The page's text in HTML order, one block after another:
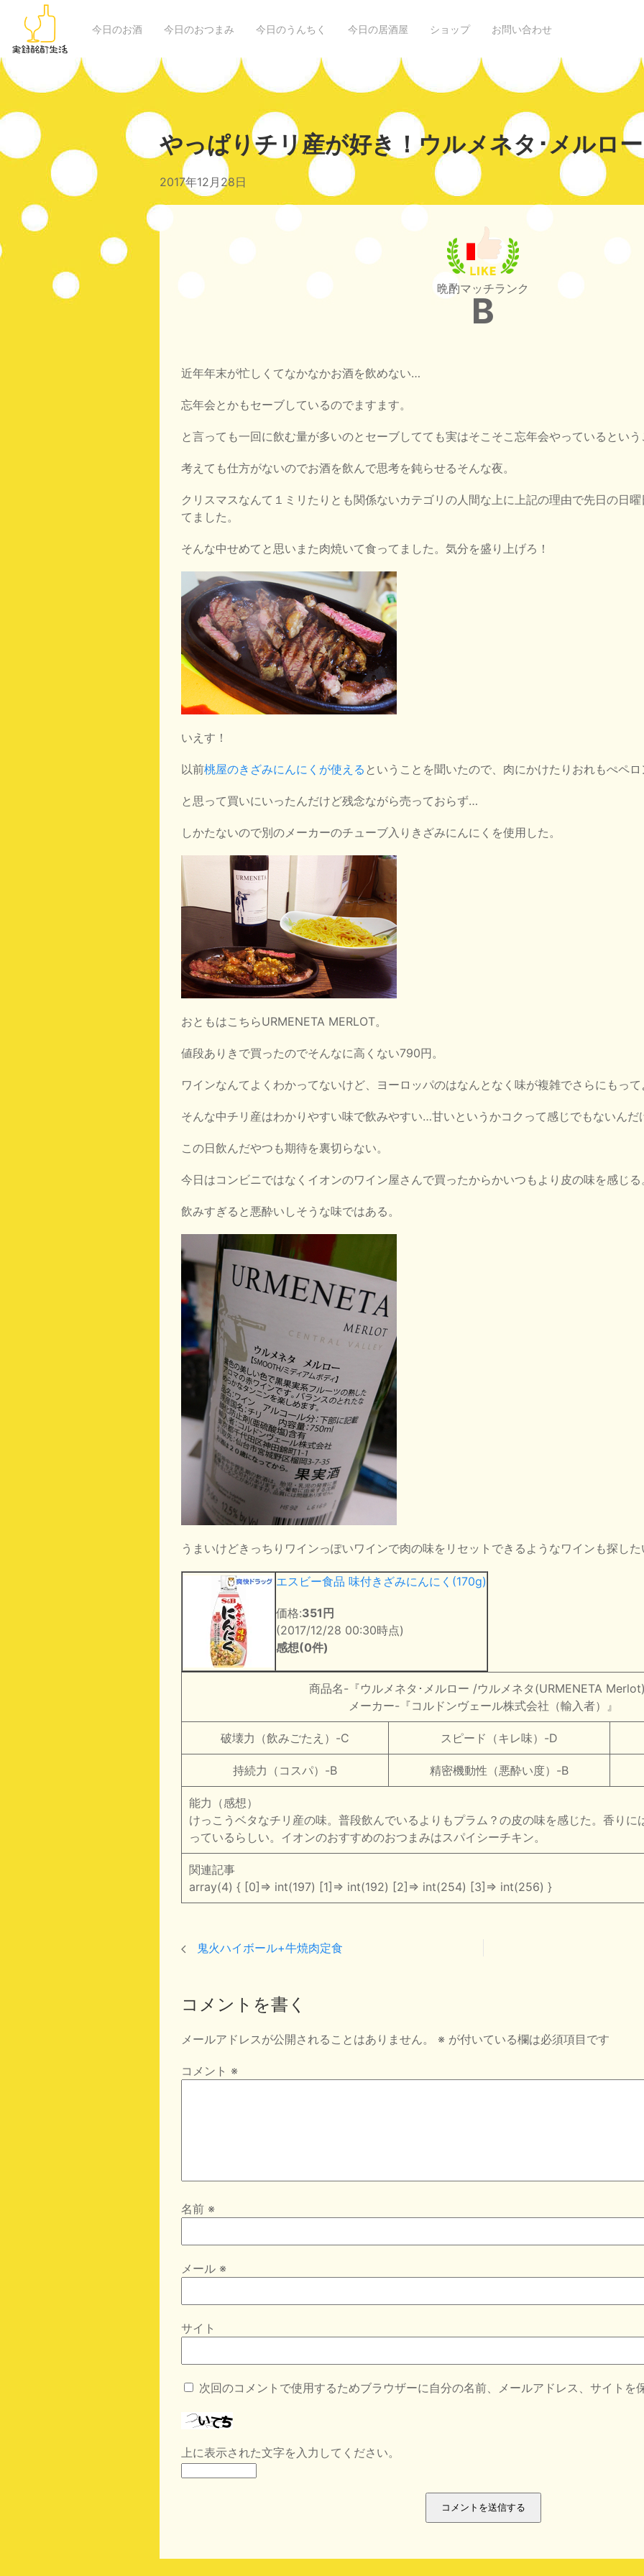
今日のお酒 今日のおつまみ 今日のうんちく 今日の居酒屋 ショップ お問い合わせ
やっぱりチリ産が好き！ウルメネタ･メルロ
2017年12月28日
晩酌マッチランク
B
近年年末が忙しくてなかなかお酒を飲めない…
忘年会とかもセーブしているのでますます。
と言っても一回に飲む量が多いのとセーブしてても実はそこそこ忘年会やっているとい
考えても仕方がないのでお酒を飲んで思考を鈍らせるそんな夜。
クリスマスなんて１ミリたりとも関係ないカテゴリの人間な上に上記の理由で先日の日
てました。
そんな中せめてと思いまた肉焼いて食ってました。気分を盛り上げろ！
いえす！
以前桃屋のきざみにんにくが使える ということを聞いたので、肉にかけたりおれもぺペ
と思って買いにいったんだけど残念ながら売っておらず…
しかたないので別のメーカーのチューブ入りきざみにんにくを使用した。
おともはこちらURMENETA MERLOT。
値段ありきで買ったのでそんなに高くない790円。
ワインなんてよくわかってないけど、ヨーロッパのはなんとなく味が複雑でさらにもっ
そんな中チリ産はわかりやすい味で飲みやすい…甘いというかコクって感じでもないんだ
この日飲んだやつも期待を裏切らない。
今日はコンビニではなくイオンのワイン屋さんで買ったからかいつもより皮の味を感じ
飲みすぎると悪酔いしそうな味ではある。
うまいけどきっちりワインっぽいワインで肉の味をリセットできるようなワインも探した
エスビー食品 味付きざみにんにく(170g)
価格:351円
(2017/12/28 00:30時点)
感想(0件)
商品名-『ウルメネタ･メルロー /ウルメネタ(URMENETA
メーカー-『コルドンヴェール株式会社（輸入者）』
破壊力（飲みごたえ）-C スピード（キレ味）-D
持続力（コスパ）-B 精密機動性（悪酔い度）-B
能力（感想）
けっこうベタなチリ産の味。普段飲んでいるよりもプラム？の皮の味を感じた。香りに
っているらしい。イオンのおすすめのおつまみはスパイシーチキン。
関連記事
array(4) { [0]=> int(197) [1]=> int(192) [2]=> int(254) [3]=> int(256) }
鬼火ハイボール+牛焼肉定食
コメントを書く
メールアドレスが公開されることはありません。 ※ が付いている欄は必須項目です
コメント ※
名前 ※
メール ※
サイト
次回のコメントで使用するためブラウザーに自分の名前、メールアドレス、サイトを
上に表示された文字を入力してください。